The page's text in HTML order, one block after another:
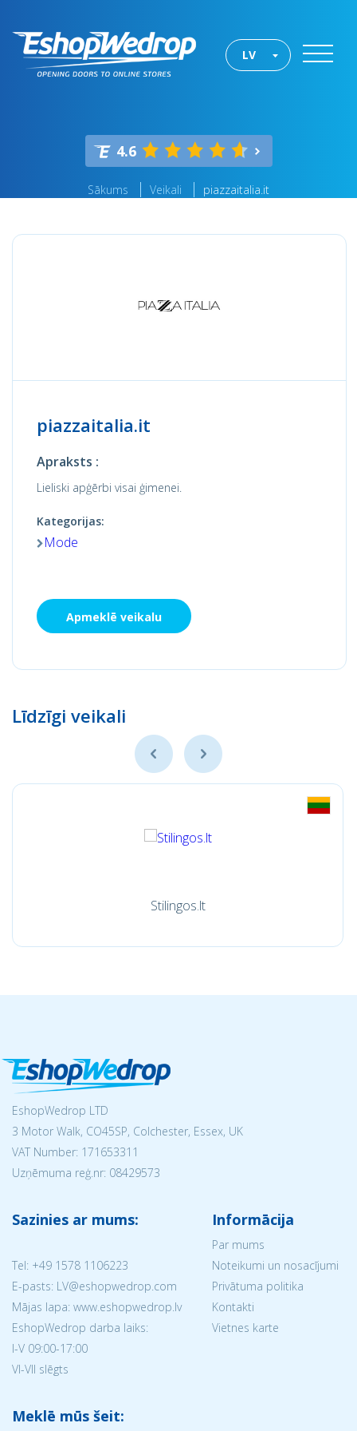
LV
4.6
Sākums Veikali piazzaitalia.it
piazzaitalia.it
Apraksts :
Lieliski apģērbi visai ģimenei.
Kategorijas:
Mode
Apmeklē veikalu
Līdzīgi veikali
Stilingos.lt
EshopWedrop LTD
3 Motor Walk, CO45SP, Colchester, Essex, UK
VAT Number: 171653311
Uzņēmuma reģ.nr: 08429573
Sazinies ar mums:
Tel: +49 1578 1106223
E-pasts: LV@eshopwedrop.com
Mājas lapa: www.eshopwedrop.lv
EshopWedrop darba laiks:
I-V 09:00-17:00
VI-VII slēgts
Informācija
Par mums
Noteikumi un nosacījumi
Privātuma politika
Kontakti
Vietnes karte
Meklē mūs šeit: